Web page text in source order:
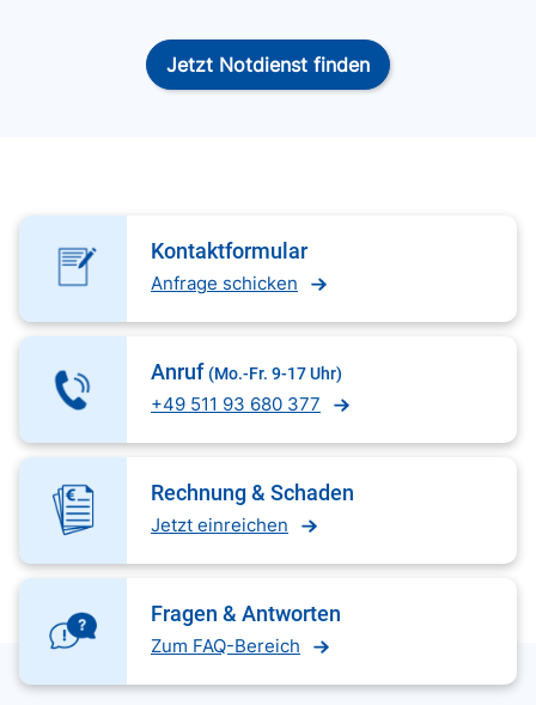
Jetzt Notdienst finden
Kontaktformular
Anfrage schicken
Anruf (Mo.-Fr. 9-17 Uhr)
+49 511 93 680 377
Rechnung & Schaden
Jetzt einreichen
Fragen & Antworten
Zum FAQ-Bereich